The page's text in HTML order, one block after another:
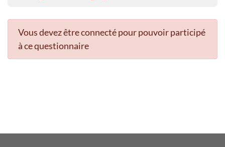
Vous devez être connecté pour pouvoir participé
à ce questionnaire